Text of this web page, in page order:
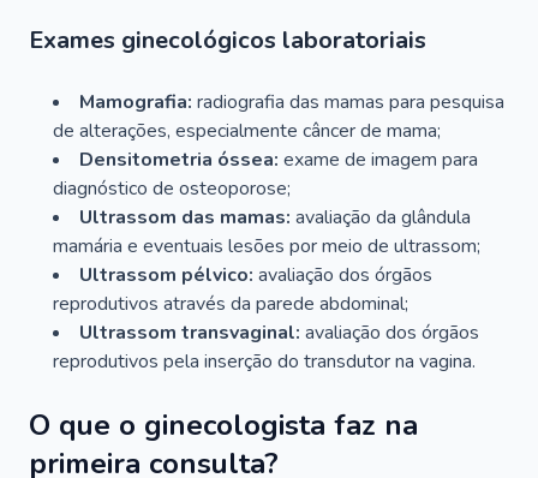
Exames ginecológicos laboratoriais
Mamografia: radiografia das mamas para pesquisa
de alterações, especialmente câncer de mama;
Densitometria óssea: exame de imagem para
diagnóstico de osteoporose;
Ultrassom das mamas: avaliação da glândula
mamária e eventuais lesões por meio de ultrassom;
Ultrassom pélvico: avaliação dos órgãos
reprodutivos através da parede abdominal;
Ultrassom transvaginal: avaliação dos órgãos
reprodutivos pela inserção do transdutor na vagina.
O que o ginecologista faz na
primeira consulta?